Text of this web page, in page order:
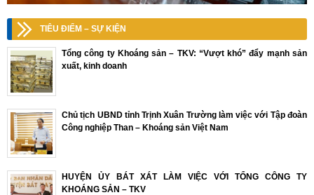
TIÊU ĐIỂM – SỰ KIỆN
Tổng công ty Khoáng sản – TKV: “Vượt khó” đẩy mạnh sản
xuất, kinh doanh
Chủ tịch UBND tỉnh Trịnh Xuân Trường làm việc với Tập đoàn
Công nghiệp Than – Khoáng sản Việt Nam
HUYỆN ỦY BÁT XÁT LÀM VIỆC VỚI TỔNG CÔNG TY
KHOÁNG SẢN – TKV